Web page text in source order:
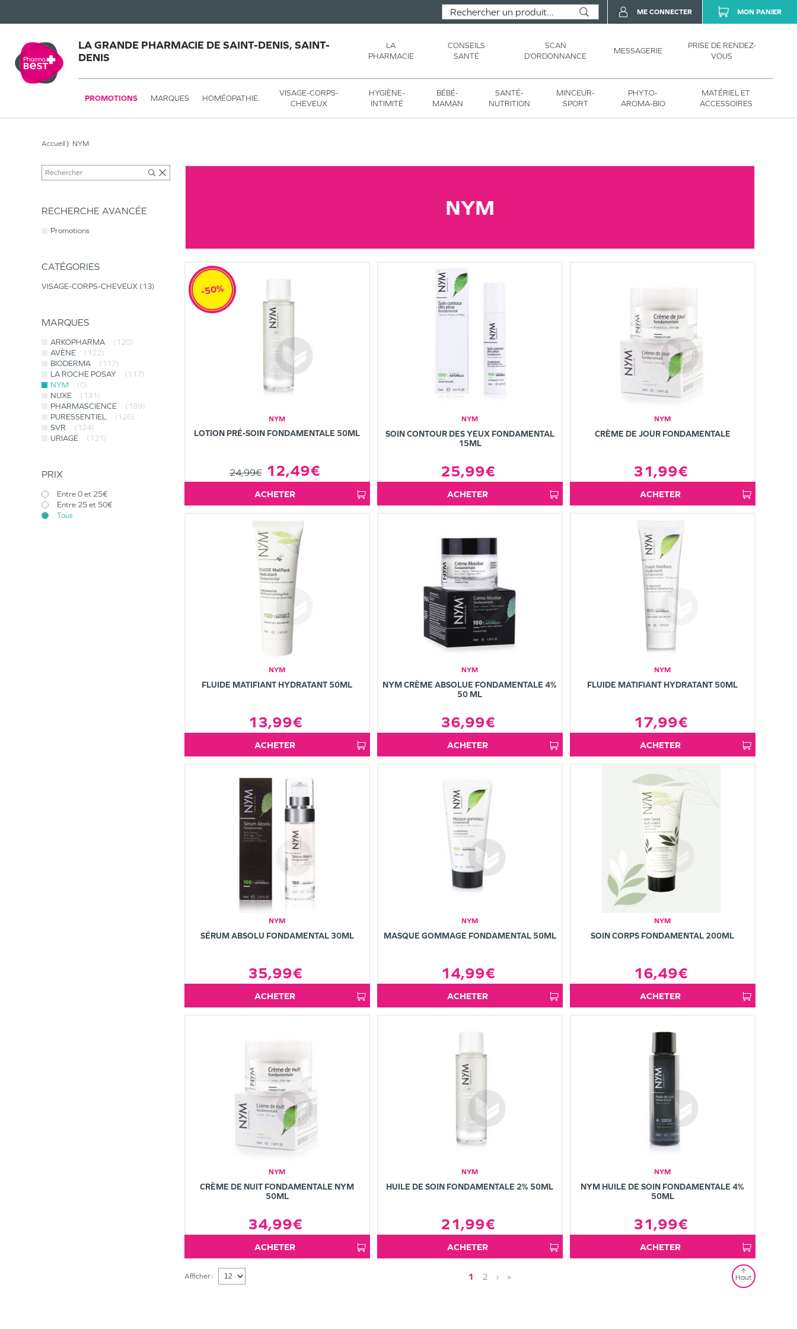
LA GRANDE PHARMACIE DE SAINT-DENIS, SAINT-
DENIS
LA
PHARMACIE
CONSEILS
SANTÉ
SCAN
D’ORDONNANCE
MESSAGERIE
PRISE DE RENDEZ-
VOUS
PROMOTIONS MARQUES HOMÉOPATHIE
VISAGE-CORPS-
CHEVEUX
HYGIÈNE-
INTIMITÉ
BÉBÉ-
MAMAN
SANTÉ-
NUTRITION
MINCEUR-
SPORT
PHYTO-
AROMA-BIO
MATÉRIEL ET
ACCESSOIRES
ME CONNECTER MON PANIER
Accueil NYM
RECHERCHE AVANCÉE
Promotions
CATÉGORIES
VISAGE-CORPS-CHEVEUX 13
MARQUES
ARKOPHARMA
(120)
AVÈNE
(122)
BIODERMA
(117)
LA ROCHE POSAY
(117)
NYM
(0)
NUXE
(131)
PHARMASCIENCE
(189)
PURESSENTIEL
(126)
SVR
(124)
URIAGE
(121)
PRIX
Entre 0 et 25€
Entre 25 et 50€
Tous
NYM
NYM
LOTION PRÉ-SOIN FONDAMENTALE 50ML
24,99€ 12,49€
-50%
ACHETER
NYM
SOIN CONTOUR DES YEUX FONDAMENTAL
15ML
25,99€
ACHETER
NYM
CRÈME DE JOUR FONDAMENTALE
31,99€
ACHETER
NYM
FLUIDE MATIFIANT HYDRATANT 50ML
13,99€
ACHETER
NYM
NYM CRÈME ABSOLUE FONDAMENTALE 4%
50 ML
36,99€
ACHETER
NYM
FLUIDE MATIFIANT HYDRATANT 50ML
17,99€
ACHETER
NYM
SÉRUM ABSOLU FONDAMENTAL 30ML
35,99€
ACHETER
NYM
MASQUE GOMMAGE FONDAMENTAL 50ML
14,99€
ACHETER
NYM
SOIN CORPS FONDAMENTAL 200ML
16,49€
ACHETER
NYM
CRÈME DE NUIT FONDAMENTALE NYM
50ML
34,99€
ACHETER
NYM
HUILE DE SOIN FONDAMENTALE 2% 50ML
21,99€
ACHETER
NYM
NYM HUILE DE SOIN FONDAMENTALE 4%
50ML
31,99€
ACHETER
Afficher : 1 2 › » Haut